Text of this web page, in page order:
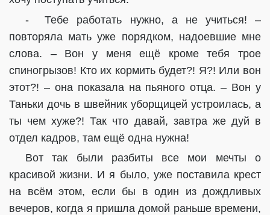
-
Тебе работать нужно, а не учиться! –
повторяла мать уже порядком, надоевшие мне
слова. – Вон у меня ещё кроме тебя трое
спиногрызов! Кто их кормить будет?! Я?! Или вон
этот?! – она показала на пьяного отца. – Вон у
Таньки дочь в швейник уборщицей устроилась, а
ты чем хуже?! Так что давай, завтра же дуй в
отдел кадров, там ещё одна нужна!
Вот так были разбиты все мои мечты о
красивой жизни. И я было, уже поставила крест
на всём этом, если бы в один из дождливых
вечеров, когда я пришла домой раньше времени,